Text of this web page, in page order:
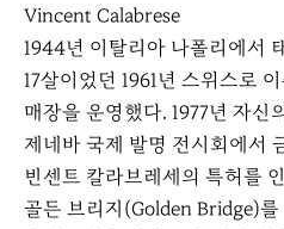
Vincent Calabrese
1944년 이탈리아 나폴리에서
17살이었던 1961년 스위스로
매장을 운영했다. 1977년 자신
제네바 국제 발명 전시회에서
빈센트 칼라브레세의 특허를
골든 브리지(Golden Bridge)를